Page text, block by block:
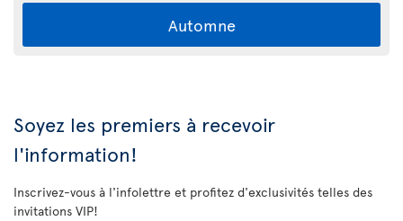
Automne
Soyez les premiers à recevoir
l'information!
Inscrivez-vous à l'infolettre et profitez d'exclusivités telles des
invitations VIP!